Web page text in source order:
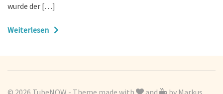
wurde der […]
Weiterlesen